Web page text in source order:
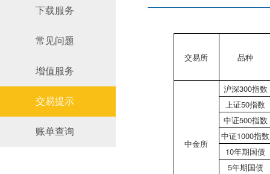
下载服务
常见问题
增值服务
交易提示
账单查询
交易所 品种
中金所
沪深300指数
上证50指数
中证500指数
中证1000指数
10年期国债
5年期国债